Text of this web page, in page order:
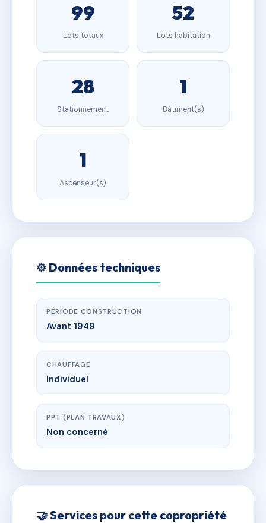
99
Lots totaux
52
Lots habitation
28
Stationnement
1
Bâtiment(s)
1
Ascenseur(s)
⚙️ Données techniques
PÉRIODE CONSTRUCTION
Avant 1949
CHAUFFAGE
Individuel
PPT (PLAN TRAVAUX)
Non concerné
🤝 Services pour cette copropriété